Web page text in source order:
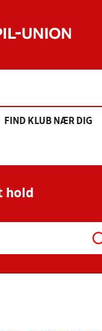
FIND KLUB NÆR DIG
hold